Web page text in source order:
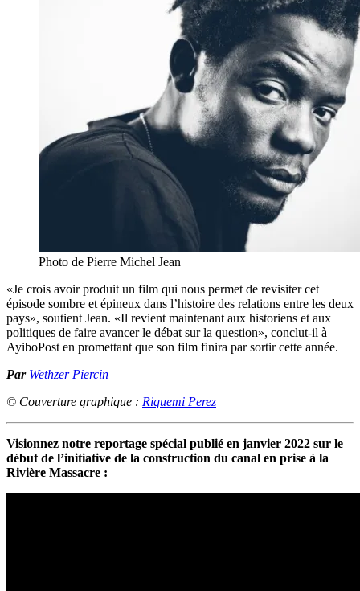
Photo de Pierre Michel Jean
«Je crois avoir produit un film qui nous permet de revisiter cet
épisode sombre et épineux dans l’histoire des relations entre les deux
pays», soutient Jean. «Il revient maintenant aux historiens et aux
politiques de faire avancer le débat sur la question», conclut-il à
AyiboPost en promettant que son film finira par sortir cette année.
Par Wethzer Piercin
© Couverture graphique : Riquemi Perez
Visionnez notre reportage spécial publié en janvier 2022 sur le
début de l’initiative de la construction du canal en prise à la
Rivière Massacre :